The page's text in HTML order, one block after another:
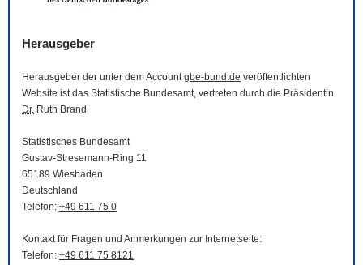
Herausgeber
Herausgeber der unter dem Accountgbe-bund.de veröffentlichten
Website ist das Statistische Bundesamt, vertreten durch die Präsidentin
Dr. Ruth Brand
Statistisches Bundesamt
Gustav-Stresemann-Ring 11
65189 Wiesbaden
Deutschland
Telefon: +49 611 75 0
Kontakt für Fragen und Anmerkungen zur Internetseite:
Telefon: +49 611 75 8121